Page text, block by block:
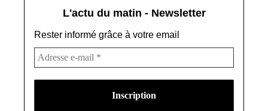
L'actu du matin - Newsletter
Rester informé grâce à votre email